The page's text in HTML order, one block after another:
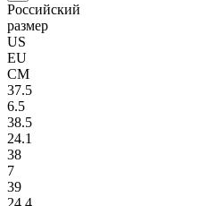
Российский
размер
US
EU
СМ
37.5
6.5
38.5
24.1
38
7
39
24.4